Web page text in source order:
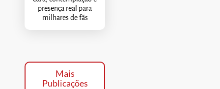
presença real para
milhares de fãs
Mais
Publicações